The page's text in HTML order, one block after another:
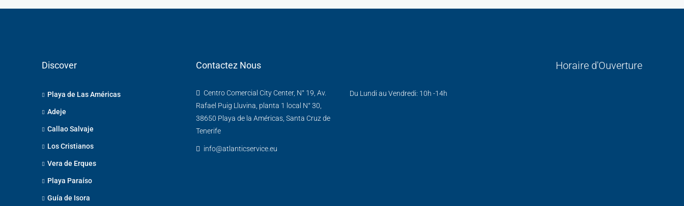
Discover
Playa de Las Américas
Adeje
Callao Salvaje
Los Cristianos
Vera de Erques
Playa Paraíso
Guía de Isora
Contactez Nous
Centro Comercial City Center, N° 19, Av.
Rafael Puig Lluvina, planta 1 local N° 30,
38650 Playa de la Américas, Santa Cruz de
Tenerife
info@atlanticservice.eu
Horaire d'Ouverture
Du Lundi au Vendredi: 10h -14h